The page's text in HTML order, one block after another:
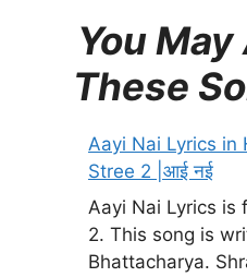
You
These
Aayi Nai Lyrics in
Stree 2 |आई नई
Aayi Nai Lyrics is
2. This song is
Bhattacharya.